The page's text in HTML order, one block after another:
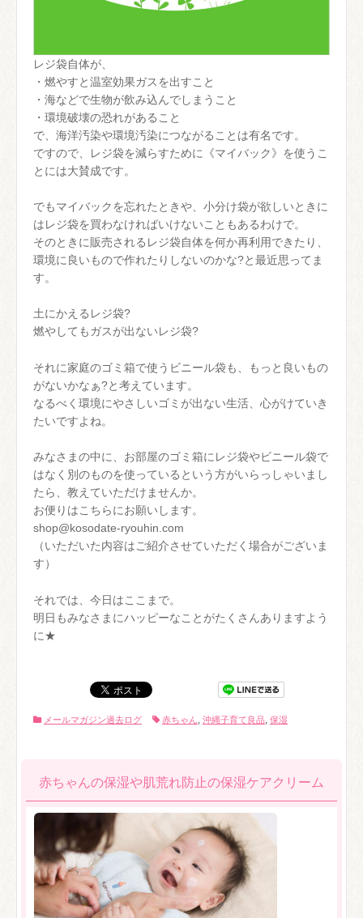
レジ袋自体が、
・燃やすと温室効果ガスを出すこと
・海などで生物が飲み込んでしまうこと
・環境破壊の恐れがあること
で、海洋汚染や環境汚染につながることは有名です。
ですので、レジ袋を減らすために《マイバック》を使うこ
とには大賛成です。
でもマイバックを忘れたときや、小分け袋が欲しいときに
はレジ袋を買わなければいけないこともあるわけで。
そのときに販売されるレジ袋自体を何か再利用できたり、
環境に良いもので作れたりしないのかな?と最近思ってま
す。
土にかえるレジ袋?
燃やしてもガスが出ないレジ袋?
それに家庭のゴミ箱で使うビニール袋も、もっと良いもの
がないかなぁ?と考えています。
なるべく環境にやさしいゴミが出ない生活、心がけていき
たいですよね。
みなさまの中に、お部屋のゴミ箱にレジ袋やビニール袋で
はなく別のものを使っているという方がいらっしゃいまし
たら、教えていただけませんか。
お便りはこちらにお願いします。
shop@kosodate-ryouhin.com
（いただいた内容はご紹介させていただく場合がございま
す）
それでは、今日はここまで。
明日もみなさまにハッピーなことがたくさんありますよう
に★
メールマガジン過去ログ 赤ちゃん 沖縄子育て良品 保湿
赤ちゃんの保湿や肌荒れ防止の保湿ケアクリーム